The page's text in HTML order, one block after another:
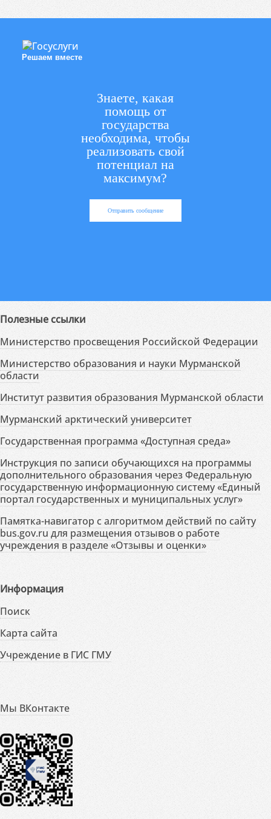
Решаем вместе
Знаете, какая
помощь от
государства
необходима, чтобы
реализовать свой
потенциал на
максимум?
Отправить сообщение
Полезные ссылки
Министерство просвещения Российской Федерации
Министерство образования и науки Мурманской
области
Институт развития образования Мурманской области
Мурманский арктический университет
Государственная программа «Доступная среда»
Инструкция по записи обучающихся на программы
дополнительного образования через Федеральную
государственную информационную систему «Единый
портал государственных и муниципальных услуг»
Памятка-навигатор с алгоритмом действий по сайту
bus.gov.ru для размещения отзывов о работе
учреждения в разделе «Отзывы и оценки»
Информация
Поиск
Карта сайта
Учреждение в ГИС ГМУ
Мы ВКонтакте